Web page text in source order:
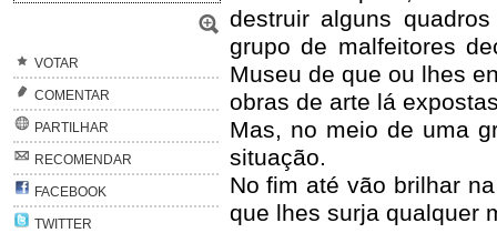
VOTAR
COMENTAR
PARTILHAR
RECOMENDAR
FACEBOOK
TWITTER
destruir alguns
grupo de malfeitores
Museu de que ou lhes
obras de arte lá
Mas, no meio de uma
situação.
No fim até vão brilhar
que lhes surja qualquer